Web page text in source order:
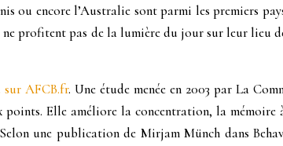
ou encore l’Australie sont parmi les premiers
ne profitent pas de la lumière du jour sur leur lieu
sur AFCB.fr. Une étude menée en 2003 par La
Elle améliore la concentration, la mémoire
une publication de Mirjam Münch dans